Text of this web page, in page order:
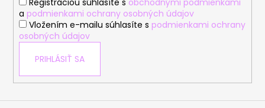
Registráciou súhlasíte s obchodnými podmienkami
a podmienkami ochrany osobných údajov
Vložením e-mailu súhlasíte s podmienkami ochrany
osobných údajov
PRIHLÁSIŤ SA